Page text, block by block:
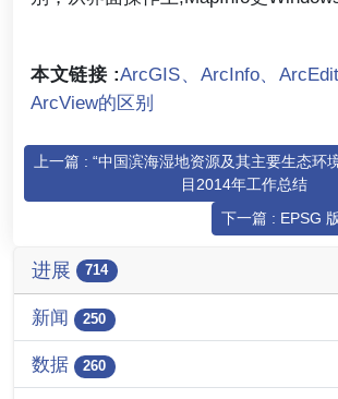
本文链接 :ArcGIS、ArcInfo、
ArcView的区别
上一篇 : “中国滨海湿地资源及其主要生态环
目2014年工作总结
下一篇 : EPSG
进展 714
新闻 250
数据 260